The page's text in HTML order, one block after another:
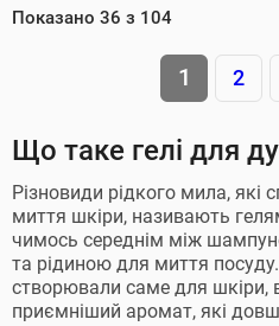
Показано 36 з 104
1 2
Що таке гелі для
Різновиди рідкого мила, які
миття шкіри, називають
чимось середнім між
та рідиною для миття
створювали саме для шкіри,
приємніший аромат, які